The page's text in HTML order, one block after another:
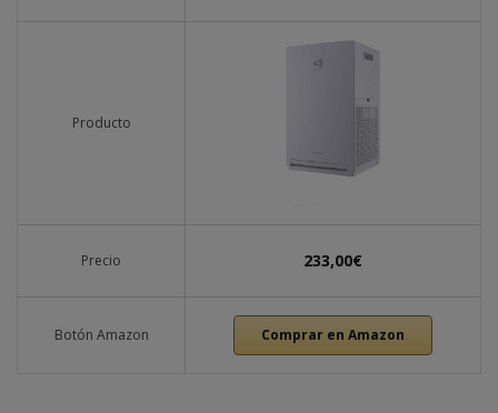
Producto
Precio 233,00€
Botón Amazon Comprar en Amazon